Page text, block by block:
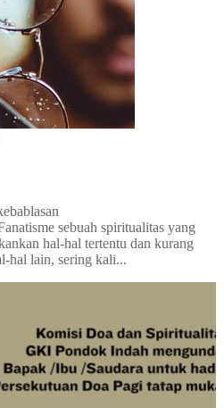
sebuah spiritualitas yang
hal-hal tertentu dan kurang
hal lain, sering kali...